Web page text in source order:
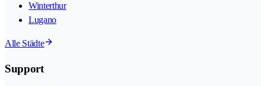
Winterthur
Lugano
Alle Städte
Support